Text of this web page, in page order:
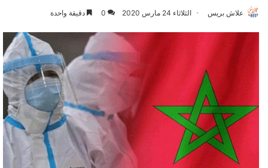
علاش بريس الثلاثاء 24 مارس 2020 0 دقيقة واحدة